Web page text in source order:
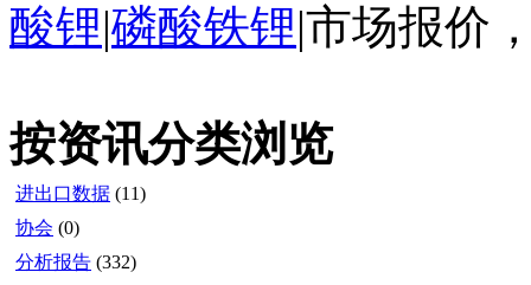
酸锂|磷酸铁锂|市场报价
按资讯分类浏览
进出口数据 (11)
协会 (0)
分析报告 (332)